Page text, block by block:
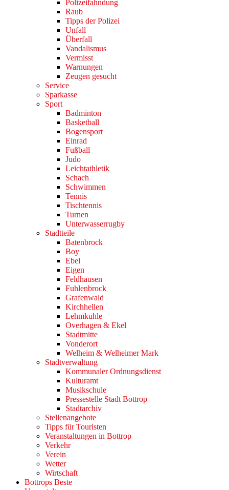
Polizeifahndung
Raub
Tipps der Polizei
Unfall
Überfall
Vandalismus
Vermisst
Warnungen
Zeugen gesucht
Service
Sparkasse
Sport
Badminton
Basketball
Bogensport
Einrad
Fußball
Judo
Leichtathletik
Schach
Schwimmen
Tennis
Tischtennis
Turnen
Unterwasserrugby
Stadtteile
Batenbrock
Boy
Ebel
Eigen
Feldhausen
Fuhlenbrock
Grafenwald
Kirchhellen
Lehmkuhle
Overhagen & Ekel
Stadtmitte
Vonderort
Welheim & Welheimer Mark
Stadtverwaltung
Kommunaler Ordnungsdienst
Kulturamt
Musikschule
Pressestelle Stadt Bottrop
Stadtarchiv
Stellenangebote
Tipps für Touristen
Veranstaltungen in Bottrop
Verkehr
Verein
Wetter
Wirtschaft
Bottrops Beste